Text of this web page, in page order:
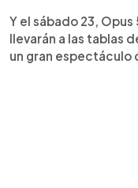
Y el sábado 23,
llevarán a las tablas
un gran espectáculo